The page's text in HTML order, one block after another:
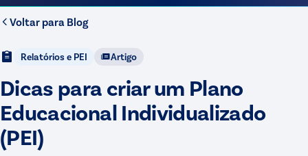
Voltar para Blog
Relatórios e PEI Artigo
Dicas para criar um Plano
Educacional Individualizado
(PEI)